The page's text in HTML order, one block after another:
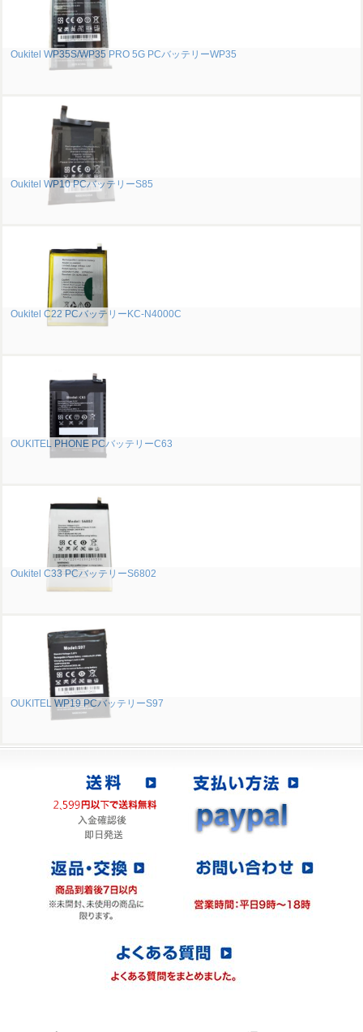
Oukitel WP35S/WP35 PRO 5G PCバッテリーWP35
Oukitel WP10 PCバッテリーS85
Oukitel C22 PCバッテリーKC-N4000C
OUKITEL PHONE PCバッテリーC63
Oukitel C33 PCバッテリーS6802
OUKITEL WP19 PCバッテリーS97